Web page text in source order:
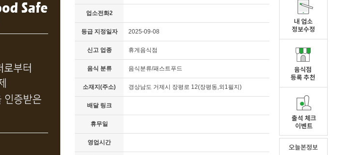
업소전화2
등급 지정일자 2025-09-08
신고 업종 휴게음식점
음식 분류 음식분류/패스트푸드
소재지(주소) 경상남도 거제시 장평로 12(장평동,외1필지)
배달 링크
휴무일
영업시간